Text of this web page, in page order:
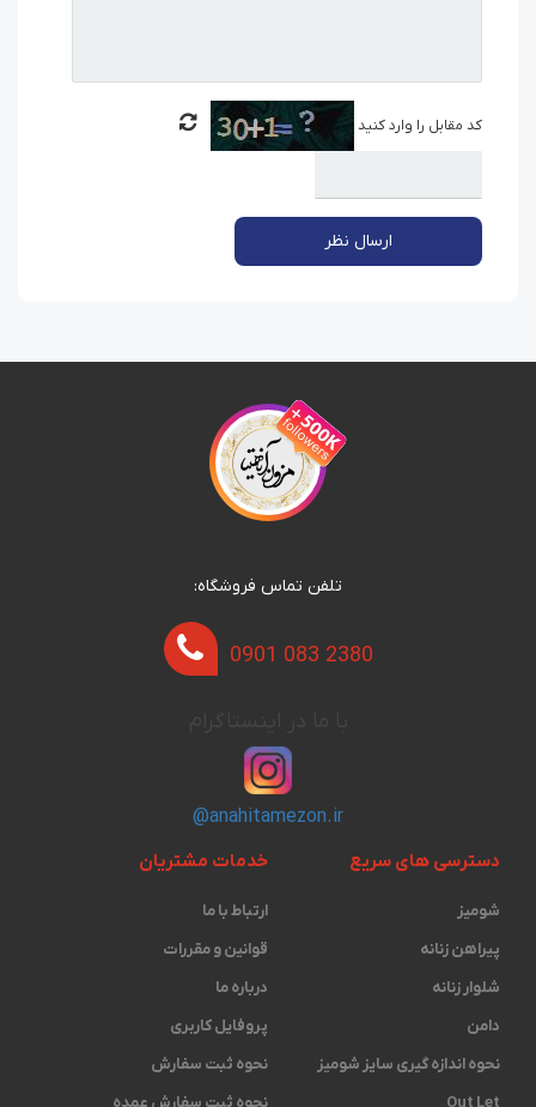
کد مقابل را وارد کنید
ارسال نظر
تلفن تماس فروشگاه:
0901 083 2380
@anahitamezon.ir
دسترسی های سریع
شومیز
پیراهن زنانه
شلوار زنانه
دامن
نحوه اندازه گیری ‫سایز شومیز
Out Let
خدمات مشتریان
ارتباط با ما
قوانین و مقررات
درباره ما
پروفایل کاربری
نحوه ثبت سفارش
نحوه ثبت سفارش عمده